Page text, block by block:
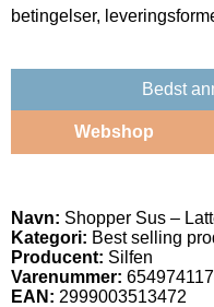
betingelser,
Bedst
Webshop
Navn: Shopper Sus –
Kategori: Best selling
Producent: Silfen
Varenummer:
EAN: 2999003513472